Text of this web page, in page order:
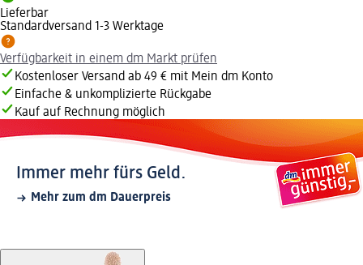
Lieferbar
Standardversand 1-3 Werktage
Verfügbarkeit in einem dm Markt prüfen
Kostenloser Versand ab 49 € mit Mein dm Konto
Einfache & unkomplizierte Rückgabe
Kauf auf Rechnung möglich
Immer mehr fürs Geld.
Mehr zum dm Dauerpreis